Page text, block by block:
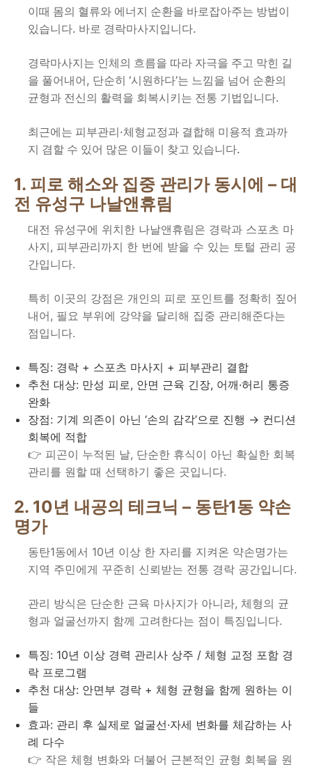
리조트 스파
이때 몸의 혈류와 에너지 순환을 바로잡아주는 방법이
있습니다. 바로 경락마사지입니다.
경락마사지는 인체의 흐름을 따라 자극을 주고 막힌 길
을 풀어내어, 단순히 ‘시원하다’는 느낌을 넘어 순환의
균형과 전신의 활력을 회복시키는 전통 기법입니다.
최근에는 피부관리·체형교정과 결합해 미용적 효과까
지 겸할 수 있어 많은 이들이 찾고 있습니다.
1. 피로 해소와 집중 관리가 동시에 – 대
전 유성구 나날앤휴림
대전 유성구에 위치한 나날앤휴림은 경락과 스포츠 마
사지, 피부관리까지 한 번에 받을 수 있는 토털 관리 공
간입니다.
특히 이곳의 강점은 개인의 피로 포인트를 정확히 짚어
내어, 필요 부위에 강약을 달리해 집중 관리해준다는
점입니다.
특징: 경락 + 스포츠 마사지 + 피부관리 결합
추천 대상: 만성 피로, 안면 근육 긴장, 어깨·허리 통증
완화
장점: 기계 의존이 아닌 ‘손의 감각’으로 진행 → 컨디션
회복에 적합
👉 피곤이 누적된 날, 단순한 휴식이 아닌 확실한 회복
관리를 원할 때 선택하기 좋은 곳입니다.
2. 10년 내공의 테크닉 – 동탄1동 약손
명가
동탄1동에서 10년 이상 한 자리를 지켜온 약손명가는
지역 주민에게 꾸준히 신뢰받는 전통 경락 공간입니다.
관리 방식은 단순한 근육 마사지가 아니라, 체형의 균
형과 얼굴선까지 함께 고려한다는 점이 특징입니다.
특징: 10년 이상 경력 관리사 상주 / 체형 교정 포함 경
락 프로그램
추천 대상: 안면부 경락 + 체형 균형을 함께 원하는 이
들
효과: 관리 후 실제로 얼굴선·자세 변화를 체감하는 사
례 다수
👉 작은 체형 변화와 더불어 근본적인 균형 회복을 원